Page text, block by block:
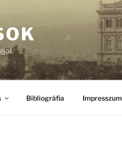
Bibliográfia Impresszum